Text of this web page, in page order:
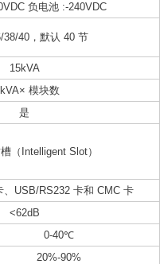
负电池 :-240VDC
38/40，默认 40 节
15kVA
模块数
是
（Intelligent Slot）
、USB/RS232 卡和 CMC 卡
<62dB
0-40℃
20%-90%